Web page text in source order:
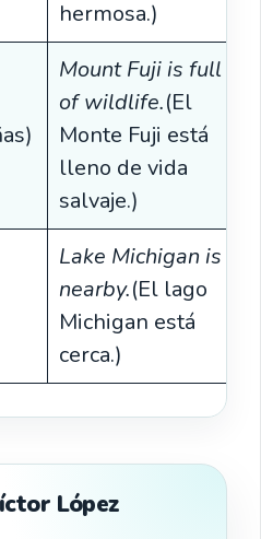
hermosa.)
Mount Fuji is full
of wildlife.(El
Monte Fuji está
lleno de vida
salvaje.)
Lake Michigan is
nearby.(El lago
Michigan está
cerca.)
López